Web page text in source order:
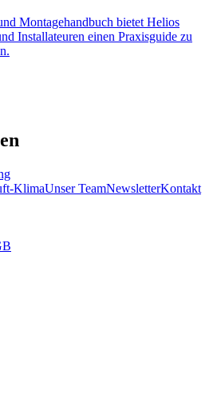
Montagehandbuch bietet Helios
Installateuren einen Praxisguide zu
KlimaUnser TeamNewsletterKontakt